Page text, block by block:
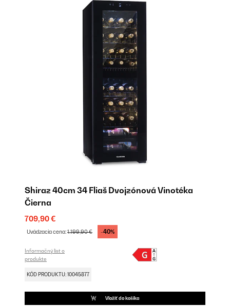
Shiraz 40cm 34 Fliaš Dvojzónová Vinotéka
Čierna
709,90 €
Uvádzacia cena:1.199,90 € -40%
Informačný list o
produkte
KÓD PRODUKTU: 10045877
Vložiť do košíka